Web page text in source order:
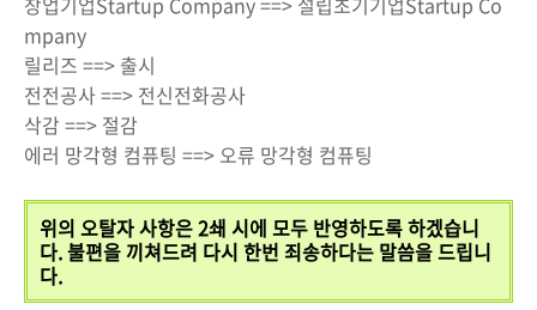
mpany
릴리즈 ==> 출시
전전공사 ==> 전신전화공사
삭감 ==> 절감
에러 망각형 컴퓨팅 ==> 오류 망각형 컴퓨팅
위의 오탈자 사항은 2쇄 시에 모두 반영하도록 하겠습니
다. 불편을 끼쳐드려 다시 한번 죄송하다는 말씀을 드립니
다.